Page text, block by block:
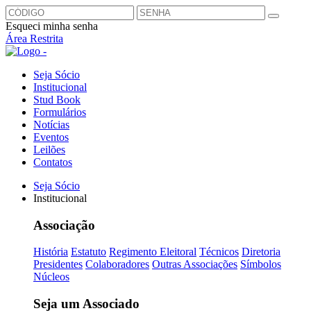
Esqueci minha senha
Área Restrita
Seja Sócio
Institucional
Stud Book
Formulários
Notícias
Eventos
Leilões
Contatos
Seja Sócio
Institucional
Associação
História Estatuto Regimento Eleitoral Técnicos Diretoria
Presidentes Colaboradores Outras Associações Símbolos
Núcleos
Seja um Associado